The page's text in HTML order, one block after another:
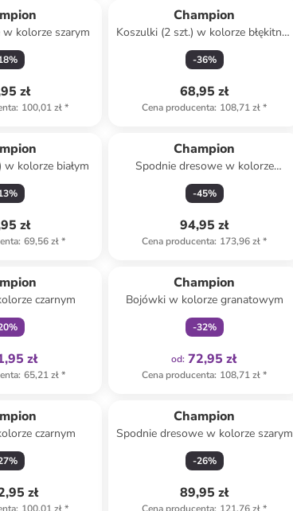
kolorze szarym
%
zł
: 100,01 zł*
Champion
Koszulki (2 szt.) w kolorze błękitno-
białym
-36%
68,95 zł
Cena producenta: 108,71 zł*
w kolorze białym
%
zł
: 69,56 zł*
Champion
Spodnie dresowe w kolorze
granatowym
-45%
94,95 zł
Cena producenta: 173,96 zł*
czarnym
%
zł
: 65,21 zł*
Champion
Bojówki w kolorze granatowym
-32%
od: 72,95 zł
Cena producenta: 108,71 zł*
czarnym
%
zł
Champion
Spodnie dresowe w kolorze szarym
-26%
89,95 zł